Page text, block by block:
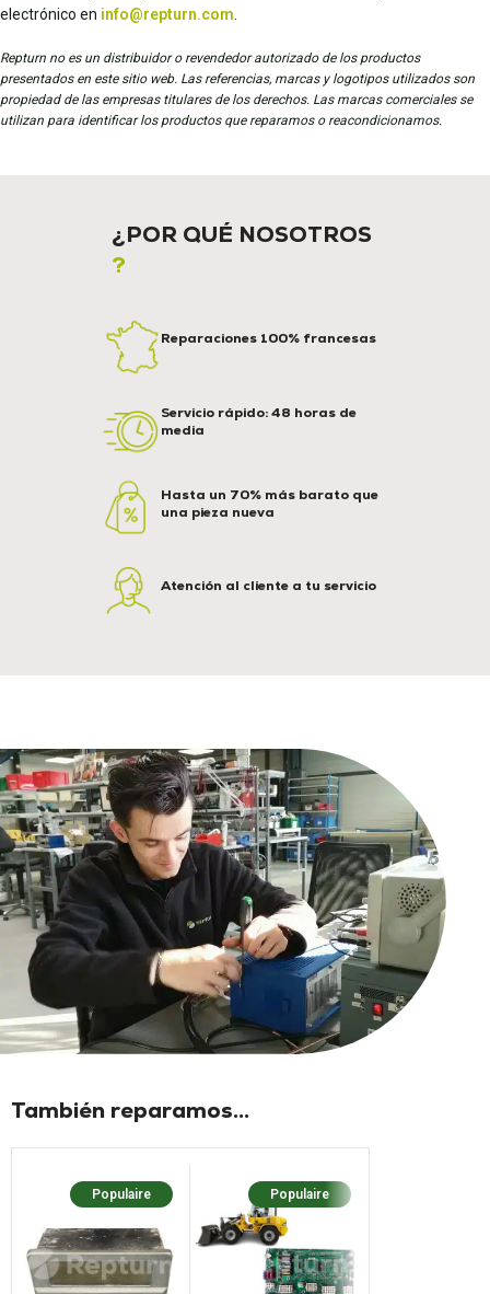
electrónico en info@repturn.com
Repturn no es un distribuidor o revendedor autorizado de los productos
presentados en este sitio web. Las referencias, marcas y logotipos utilizados son
propiedad de las empresas titulares de los derechos. Las marcas comerciales se
utilizan para identificar los productos que reparamos o reacondicionamos.
¿POR QUÉ NOSOTROS
?
Reparaciones 100% francesas
Servicio rápido: 48 horas de
media
Hasta un 70% más barato que
una pieza nueva
Atención al cliente a tu servicio
También reparamos...
Populaire Populaire